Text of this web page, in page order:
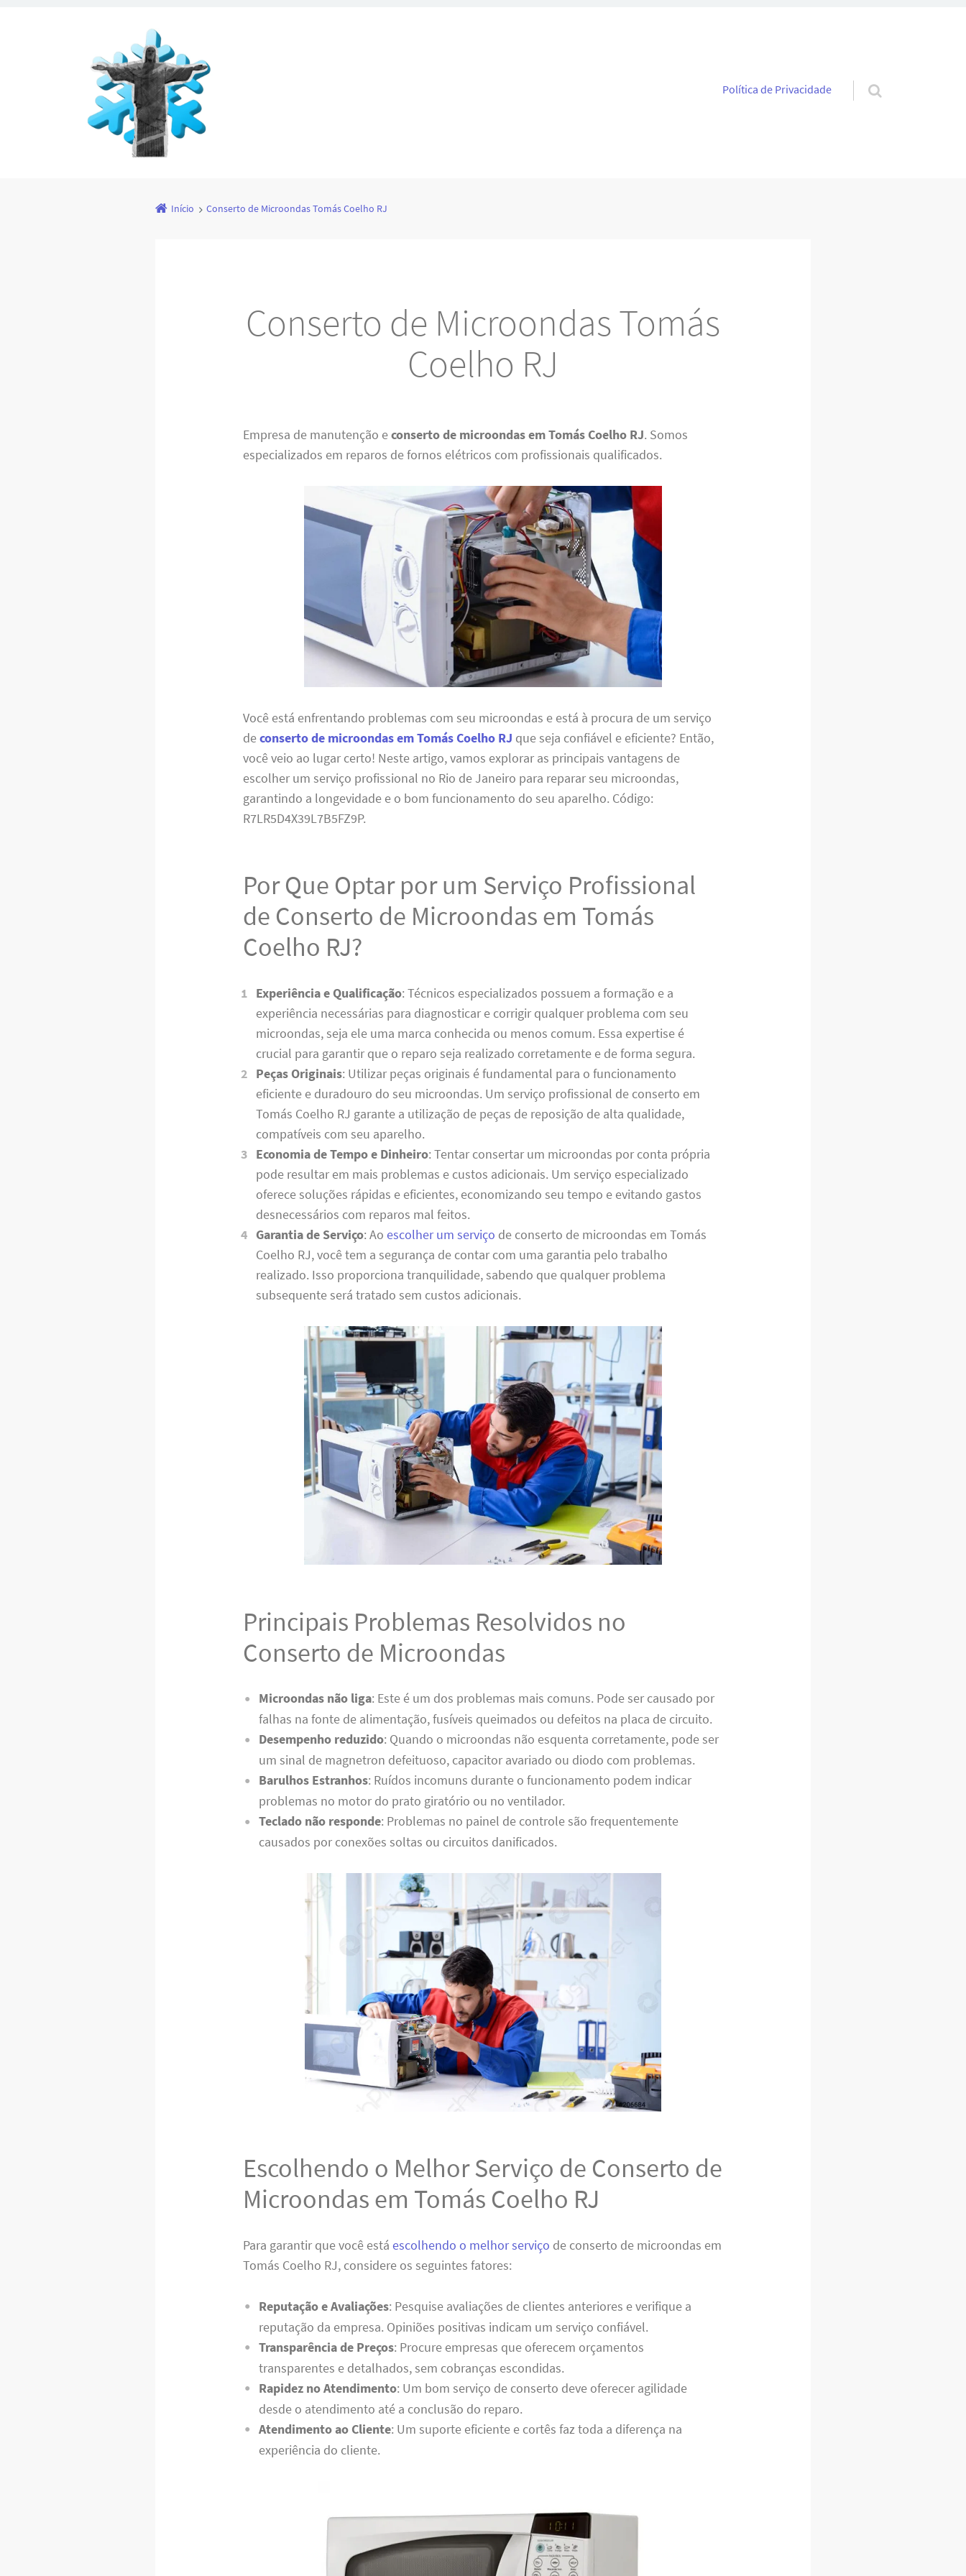
Pular para o conteúdo
Política de Privacidade
Início Conserto de Microondas Tomás Coelho RJ
Conserto de Microondas Tomás
Coelho RJ
Empresa de manutenção econserto de microondas em Tomás Coelho RJ. Somos
especializados em reparos de fornos elétricos com profissionais qualificados.
Você está enfrentando problemas com seu microondas e está à procura de um serviço
deconserto de microondas em Tomás Coelho RJ que seja confiável e eficiente? Então,
você veio ao lugar certo! Neste artigo, vamos explorar as principais vantagens de
escolher um serviço profissional no Rio de Janeiro para reparar seu microondas,
garantindo a longevidade e o bom funcionamento do seu aparelho. Código:
R7LR5D4X39L7B5FZ9P.
Por Que Optar por um Serviço Profissional
de Conserto de Microondas em Tomás
Coelho RJ?
Experiência e Qualificação: Técnicos especializados possuem a formação e a
experiência necessárias para diagnosticar e corrigir qualquer problema com seu
microondas, seja ele uma marca conhecida ou menos comum. Essa expertise é
crucial para garantir que o reparo seja realizado corretamente e de forma segura.
Peças Originais: Utilizar peças originais é fundamental para o funcionamento
eficiente e duradouro do seu microondas. Um serviço profissional de conserto em
Tomás Coelho RJ garante a utilização de peças de reposição de alta qualidade,
compatíveis com seu aparelho.
Economia de Tempo e Dinheiro: Tentar consertar um microondas por conta própria
pode resultar em mais problemas e custos adicionais. Um serviço especializado
oferece soluções rápidas e eficientes, economizando seu tempo e evitando gastos
desnecessários com reparos mal feitos.
Garantia de Serviço: Ao escolher um serviço de conserto de microondas em Tomás
Coelho RJ, você tem a segurança de contar com uma garantia pelo trabalho
realizado. Isso proporciona tranquilidade, sabendo que qualquer problema
subsequente será tratado sem custos adicionais.
Principais Problemas Resolvidos no
Conserto de Microondas
Microondas não liga: Este é um dos problemas mais comuns. Pode ser causado por
falhas na fonte de alimentação, fusíveis queimados ou defeitos na placa de circuito.
Desempenho reduzido: Quando o microondas não esquenta corretamente, pode ser
um sinal de magnetron defeituoso, capacitor avariado ou diodo com problemas.
Barulhos Estranhos: Ruídos incomuns durante o funcionamento podem indicar
problemas no motor do prato giratório ou no ventilador.
Teclado não responde: Problemas no painel de controle são frequentemente
causados por conexões soltas ou circuitos danificados.
Escolhendo o Melhor Serviço de Conserto de
Microondas em Tomás Coelho RJ
Para garantir que você estáescolhendo o melhor serviço de conserto de microondas em
Tomás Coelho RJ, considere os seguintes fatores:
Reputação e Avaliações: Pesquise avaliações de clientes anteriores e verifique a
reputação da empresa. Opiniões positivas indicam um serviço confiável.
Transparência de Preços: Procure empresas que oferecem orçamentos
transparentes e detalhados, sem cobranças escondidas.
Rapidez no Atendimento: Um bom serviço de conserto deve oferecer agilidade
desde o atendimento até a conclusão do reparo.
Atendimento ao Cliente: Um suporte eficiente e cortês faz toda a diferença na
experiência do cliente.